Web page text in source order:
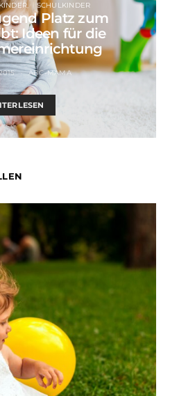
SCHULKINDER
Platz zum
Ideen für die
ABC-MAMA